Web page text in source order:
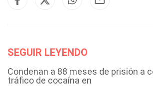
SEGUIR LEYENDO
Condenan a 88 meses de prisión a
tráfico de cocaína en